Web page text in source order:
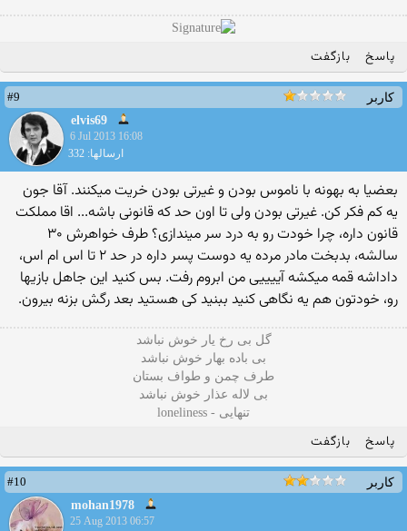
پاسخ بازگفت
کاربر
#9
elvis69
6 Jul 2013 16:08
ارسالها: 332
بعضیا به بهونه با ناموس بودن و غیرتی بودن خریت میکنند. آقا جون
یه کم فکر کن. غیرتی بودن ولی تا اون حد که قانونی باشه... اقا مملکت
قانون داره، چرا خودت رو به درد سر میندازی؟ طرف خواهرش ۳۰
سالشه، بدبخت مادر مرده یه دوست پسر داره در حد ۲ تا اس ام اس،
داداشه قمه میکشه آییییی من ابروم رفت. بس کنید این جاهل بازیها
رو، خودتون هم یه نگاهی کنید ببنید کی هستید بعد رگش بزنه بیرون.
گل بی رخ یار خوش نباشد
بی باده بهار خوش نباشد
طرف چمن و طواف بستان
بی لاله عذار خوش نباشد
تنهایی - loneliness
پاسخ بازگفت
کاربر
#10
mohan1978
25 Aug 2013 06:57